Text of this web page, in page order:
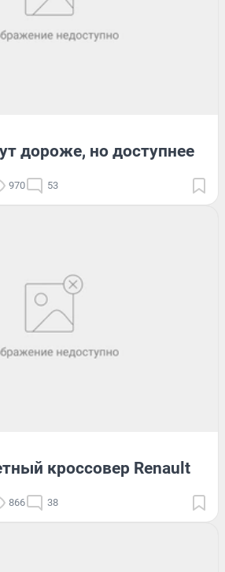
дороже, но доступнее
970 53
кроссовер Renault
866 38